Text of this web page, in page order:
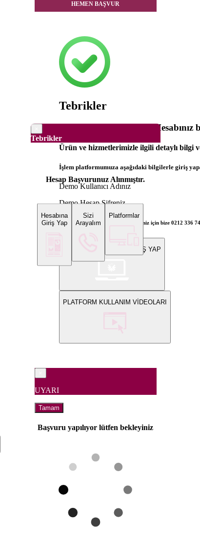
HEMEN BAŞVUR
Tebrikler
Hesap Başvurunuz Alınmıştır.
Hesabına
Giriş Yap
Sizi
Arayalım
Platformlar
Tebrikler
Dünya Borsaları Demo
Ürün ve hizmetlerimizle ilgili detaylı bilgi
İşlem platformumuza aşağıdaki bilgilerle giriş
Demo Kullanıcı Adınız
Demo Hesap Şifreniz
Bilgi ve gerçek hesap açılış talepleriniz için bize 0212 336
WEB PLATFORMUNA GİRİŞ YAP
PLATFORM KULLANIM VİDEOLARI
UYARI
Tamam
Başvuru yapılıyor lütfen bekleyiniz